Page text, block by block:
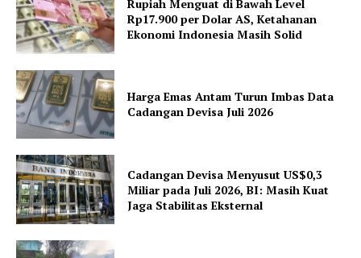
Rupiah Menguat di Bawah Level
Rp17.900 per Dolar AS, Ketahanan
Ekonomi Indonesia Masih Solid
Harga Emas Antam Turun Imbas Data
Cadangan Devisa Juli 2026
Cadangan Devisa Menyusut US$0,3
Miliar pada Juli 2026, BI: Masih Kuat
Jaga Stabilitas Eksternal